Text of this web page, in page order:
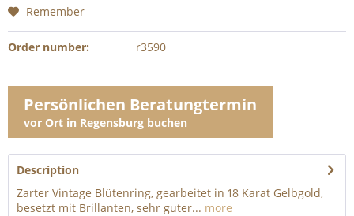
Remember
Order number: r3590
Persönlichen Beratungtermin
vor Ort in Regensburg buchen
Description
Zarter Vintage Blütenring, gearbeitet in 18 Karat Gelbgold,
besetzt mit Brillanten, sehr guter... more